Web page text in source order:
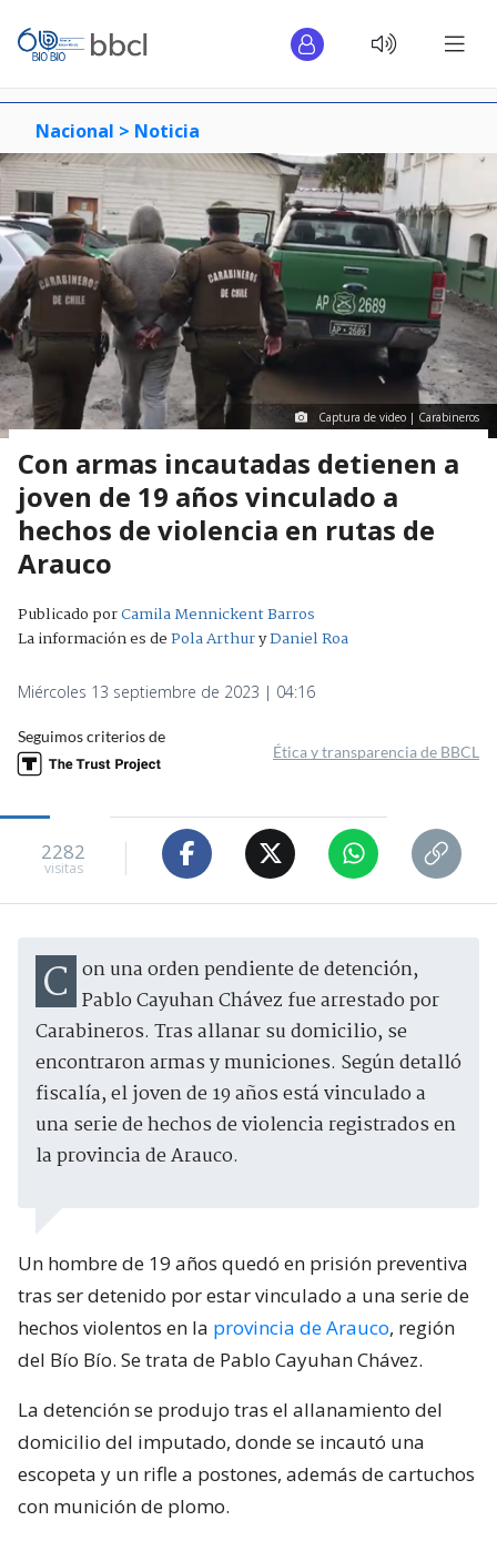
Nacional > Noticia
Captura de video | Carabineros
Con armas incautadas detienen a
joven de 19 años vinculado a
hechos de violencia en rutas de
Arauco
Publicado porCamila Mennickent Barros
La información es dePola ArthuryDaniel Roa
Miércoles 13 septiembre de 2023 | 04:16
Seguimos criterios de
Ética y transparencia de BBCL
2282
visitas
Con una orden pendiente de detención, Pablo Cayuhan Chávez fue arrestado por
Carabineros. Tras allanar su domicilio, se
encontraron armas y municiones. Según detalló
fiscalía, el joven de 19 años está vinculado a
una serie de hechos de violencia registrados en
la provincia de Arauco.
Un hombre de 19 años quedó en prisión preventiva
tras ser detenido por estar vinculado a una serie de
hechos violentos en la provincia de Arauco, región
del Bío Bío. Se trata de Pablo Cayuhan Chávez.
La detención se produjo tras el allanamiento del
domicilio del imputado, donde se incautó una
escopeta y un rifle a postones, además de cartuchos
con munición de plomo.